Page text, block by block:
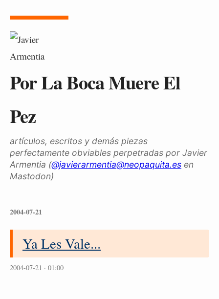
Por La Boca Muere El
Pez
artículos, escritos y demás piezas
perfectamente obviables perpetradas por Javier
Armentia (@javierarmentia@neopaquita.es en
Mastodon)
2004-07-21
Ya Les Vale...
2004-07-21 · 01:00